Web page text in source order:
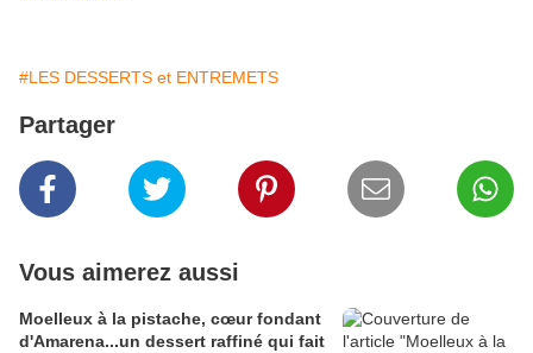
#LES DESSERTS et ENTREMETS
Partager
Vous aimerez aussi
Moelleux à la pistache, cœur fondant
d'Amarena...un dessert raffiné qui fait